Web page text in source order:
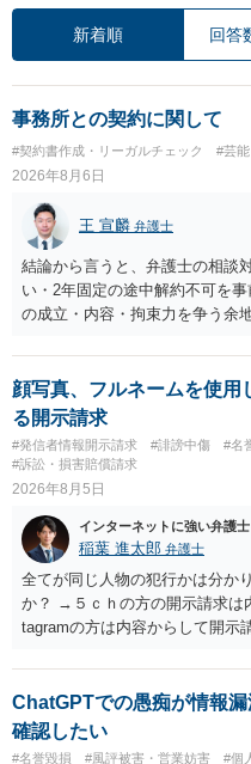
新着順 回答
事務所との契約に関して
#契約書作成・リーガルチェック #芸
2026年8月6日
王 宣麟 弁護士
結論から言うと、弁護士の相談
い・2年固定の途中解約不可を
の成立・内容・拘束力を争う余
みてはいかがでしょうか。 ま
であれば）書面で退所意思の明
顔写真、フルネームを使用
る開示請求
#発信者情報開示請求 #誹謗中傷 #名
#訴訟・損害賠償請求
2026年8月5日
インターネットに強い弁護士
稲葉 進太郎 弁護士
全てが同じ人物の犯行かは分か
か？ →５ｃｈの方の開示請求は
tagramの方は内容からして開示
いでしょう。７月中にアカウン
ても失敗する可能性が高いよう
合、相手に全ての弁護士費用を
訴訟外の交渉で相手方が認めれ
ChatGPTでの愚痴が情報
確認したい
#名誉毀損 #風評被害・営業妨害 #個